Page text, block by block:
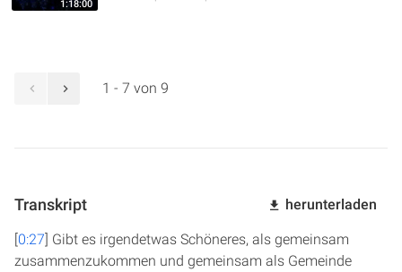
1:18:00
1 - 7 von 9
Transkript herunterladen
[0:27] Gibt es irgendetwas Schöneres, als gemeinsam
zusammenzukommen und gemeinsam als Gemeinde